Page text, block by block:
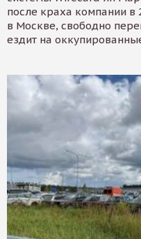
после краха компании в
в Москве, свободно
ездит на